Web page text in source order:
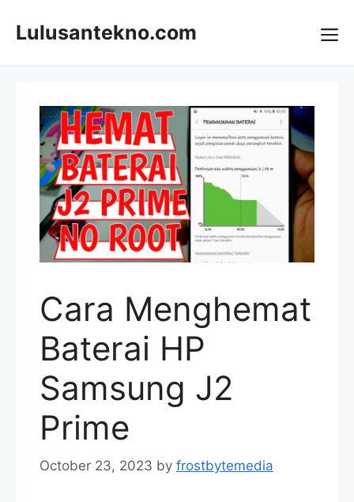
Lulusantekno.com
Cara Menghemat
Baterai HP
Samsung J2
Prime
October 23, 2023 by frostbytemedia